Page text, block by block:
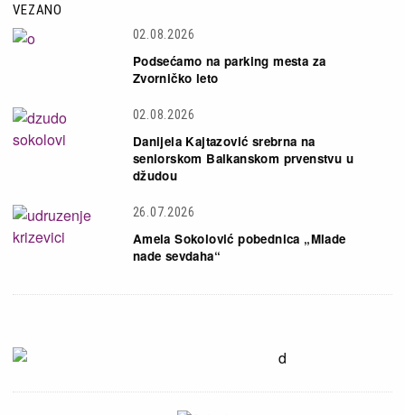
VEZANO
02.08.2026
Podsećamo na parking mesta za
Zvorničko leto
02.08.2026
Danijela Kajtazović srebrna na
seniorskom Balkanskom prvenstvu u
džudou
26.07.2026
Amela Sokolović pobednica „Mlade
nade sevdaha“
Slika